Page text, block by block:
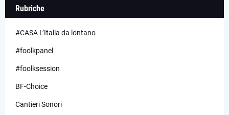
Rubriche
#CASA L’Italia da lontano
#foolkpanel
#foolksession
BF-Choice
Cantieri Sonori